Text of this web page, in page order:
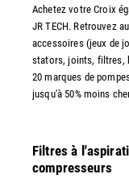
Achetez votre Croix
JR TECH. Retrouvez
accessoires (jeux de
stators, joints, filtres,
20 marques de
jusqu'à 50% moins
Filtres à
compresseurs